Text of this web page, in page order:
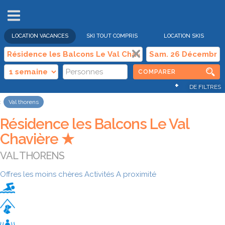
LOCATION VACANCES SKI TOUT COMPRIS LOCATION SKIS
COMPARER
+ DE FILTRES
Val thorens
Résidence les Balcons Le Val
Chavière ★
VAL THORENS
Offres les moins chères Activités A proximité